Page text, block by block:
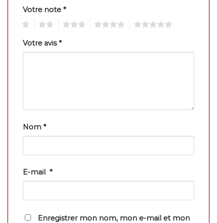
Votre note *
Votre avis*
Nom *
E-mail *
Enregistrer mon nom, mon e-mail et mon